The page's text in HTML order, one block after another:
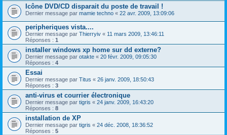
Icône DVD/CD disparait du poste de travail !
Dernier message par mamie techno « 22 avr. 2009, 13:09:06
peripheriques vista....
Dernier message par Thierryiv « 11 mars 2009, 13:46:11
Réponses : 1
installer windows xp home sur dd externe?
Dernier message par otakte « 20 févr. 2009, 09:05:30
Réponses : 4
Essai
Dernier message par Titus « 26 janv. 2009, 18:50:43
Réponses : 3
anti-virus et courrier électronique
Dernier message par tigris « 24 janv. 2009, 16:43:20
Réponses : 8
installation de XP
Dernier message par tigris « 24 déc. 2008, 18:36:52
Réponses : 5